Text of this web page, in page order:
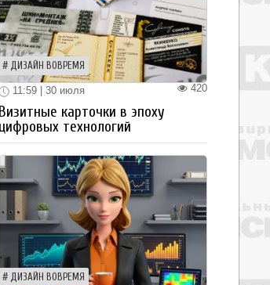
ДИЗАЙН ВОВРЕМЯ
420
11:59 | 30 июля
Визитные карточки в эпоху
цифровых технологий
ДИЗАЙН ВОВРЕМЯ